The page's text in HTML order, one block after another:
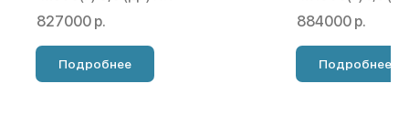
827000 р.
Подробнее
884000 р.
Подробнее